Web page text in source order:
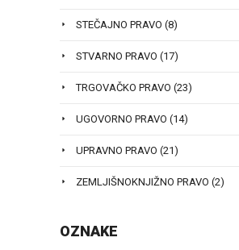
STEČAJNO PRAVO (8)
STVARNO PRAVO (17)
TRGOVAČKO PRAVO (23)
UGOVORNO PRAVO (14)
UPRAVNO PRAVO (21)
ZEMLJIŠNOKNJIŽNO PRAVO (2)
OZNAKE